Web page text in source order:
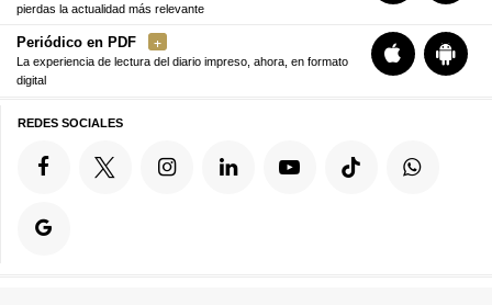
pierdas la actualidad más relevante
Periódico en PDF
La experiencia de lectura del diario impreso, ahora, en formato
digital
REDES SOCIALES